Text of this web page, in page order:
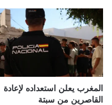
المغرب يعلن استعداده لإعادة
القاصرين من سبتة